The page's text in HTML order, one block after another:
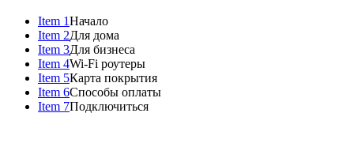
Item 1Начало
Item 2Для дома
Item 3Для бизнеса
Item 4Wi-Fi роутеры
Item 5Карта покрытия
Item 6Способы оплаты
Item 7Подключиться